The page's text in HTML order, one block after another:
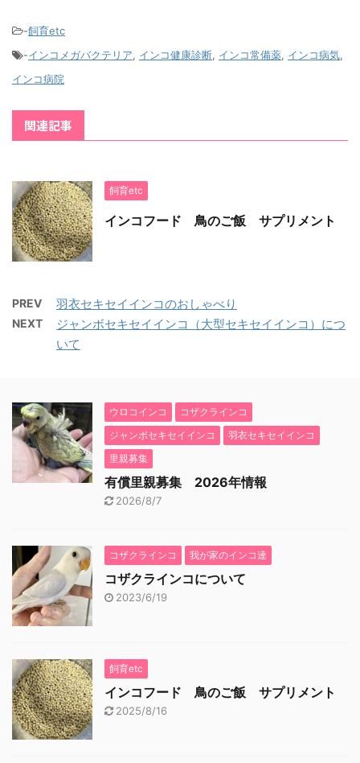
-飼育etc
-インコメガバクテリア, インコ健康診断, インコ常備薬, インコ病気,
インコ病院
関連記事
飼育etc
インコフード 鳥のご飯 サプリメント
PREV 羽衣セキセイインコのおしゃべり
NEXT
ジャンボセキセイインコ（大型セキセイインコ）につ
いて
ウロコインコ
コザクラインコ
ジャンボセキセイインコ
羽衣セキセイインコ
里親募集
有償里親募集 2026年情報
2026/8/7
コザクラインコ 我が家のインコ達
コザクラインコについて
2023/6/19
飼育etc
インコフード 鳥のご飯 サプリメント
2025/8/16